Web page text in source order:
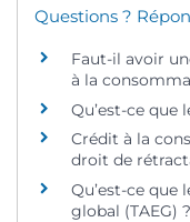
Questions ?
Faut-il avoir
à la
Qu’est-ce que
Crédit à la
droit de
Qu’est-ce que
global (TAEG) ?